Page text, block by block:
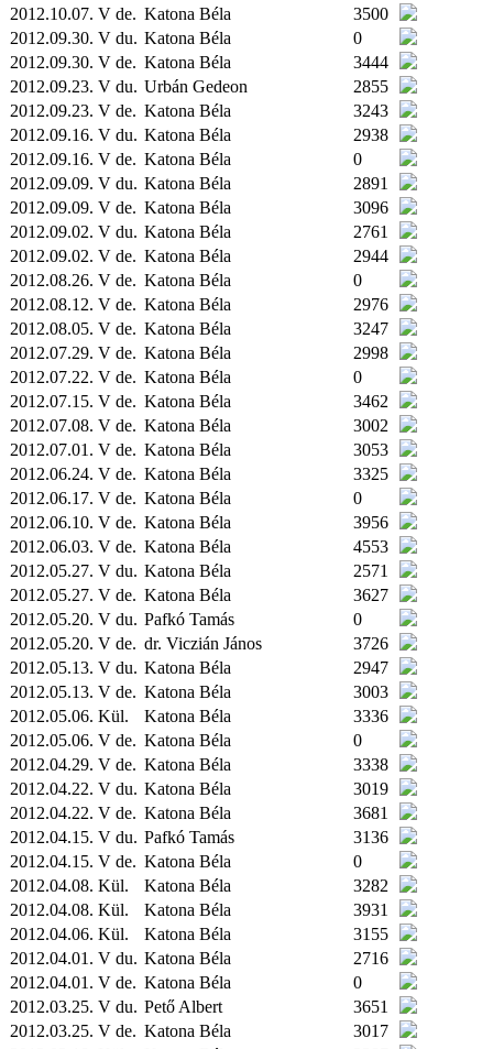
2012.10.07. V de. Katona Béla
3500
2012.09.30. V du. Katona Béla
0
2012.09.30. V de. Katona Béla
3444
2012.09.23. V du. Urbán Gedeon
2855
2012.09.23. V de. Katona Béla
3243
2012.09.16. V du. Katona Béla
2938
2012.09.16. V de. Katona Béla
0
2012.09.09. V du. Katona Béla
2891
2012.09.09. V de. Katona Béla
3096
2012.09.02. V du. Katona Béla
2761
2012.09.02. V de. Katona Béla
2944
2012.08.26. V de. Katona Béla
0
2012.08.12. V de. Katona Béla
2976
2012.08.05. V de. Katona Béla
3247
2012.07.29. V de. Katona Béla
2998
2012.07.22. V de. Katona Béla
0
2012.07.15. V de. Katona Béla
3462
2012.07.08. V de. Katona Béla
3002
2012.07.01. V de. Katona Béla
3053
2012.06.24. V de. Katona Béla
3325
2012.06.17. V de. Katona Béla
0
2012.06.10. V de. Katona Béla
3956
2012.06.03. V de. Katona Béla
4553
2012.05.27. V du. Katona Béla
2571
2012.05.27. V de. Katona Béla
3627
2012.05.20. V du. Pafkó Tamás
0
2012.05.20. V de. dr. Viczián János
3726
2012.05.13. V du. Katona Béla
2947
2012.05.13. V de. Katona Béla
3003
2012.05.06. Kül. Katona Béla
3336
2012.05.06. V de. Katona Béla
0
2012.04.29. V de. Katona Béla
3338
2012.04.22. V du. Katona Béla
3019
2012.04.22. V de. Katona Béla
3681
2012.04.15. V du. Pafkó Tamás
3136
2012.04.15. V de. Katona Béla
0
2012.04.08. Kül. Katona Béla
3282
2012.04.08. Kül. Katona Béla
3931
2012.04.06. Kül. Katona Béla
3155
2012.04.01. V du. Katona Béla
2716
2012.04.01. V de. Katona Béla
0
2012.03.25. V du. Pető Albert
3651
2012.03.25. V de. Katona Béla
3017